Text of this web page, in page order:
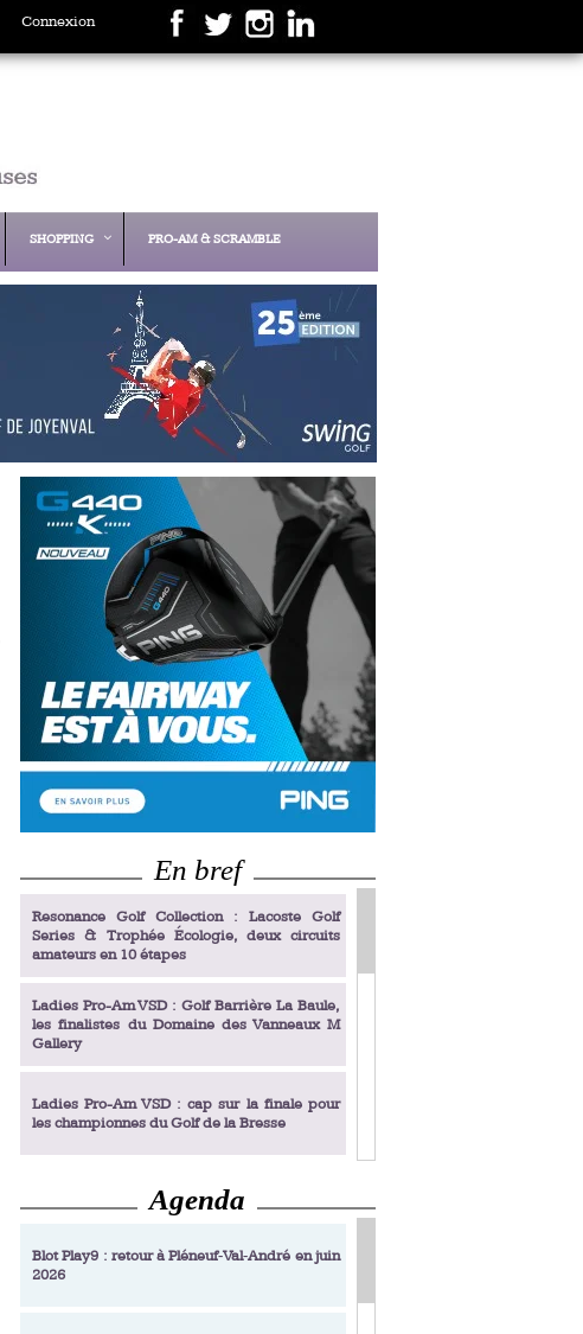
Connexion
SHOPPING PRO-AM & SCRAMBLE
Novotel Dinard Thalassa Sea & Spa Photo : D.R.
En bref
Resonance Golf Collection : Lacoste Golf
Series & Trophée Écologie, deux circuits
amateurs en 10 étapes
Ladies Pro-Am VSD : Golf Barrière La Baule,
les finalistes du Domaine des Vanneaux M
Gallery
Ladies Pro-Am VSD : cap sur la finale pour
les championnes du Golf de la Bresse
Ladies Pro-Am VSD : Golf du Prieuré, elles
décrochent leur billet pour la finale
Enfin un livre de golf pensé pour les femmes
Agenda
Blot Play9 : retour à Pléneuf‑Val‑André en juin
2026